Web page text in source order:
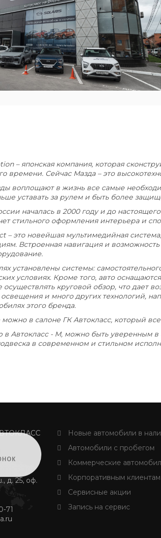
– японская компания, которая
времени. Сейчас Мазда – это
воплощают в жизнь все самые
уставать за рулем и быть более
началась в 2000 году и до
стильного оформления интерьера и
– это новейшая мультимедийная
Встроенная навигация и
установлены системы:
условиях. Кроме того, авто
осуществлять круговой обзор, что дает
освещения и много других технологий,
этого бренда.
можно в салоне ГК Автокласс, который
в Автокласс - М, можно быть уверенным
в современном и стильном
д. 25, оф.
71
Новые автомобили в
Автомобили с пробегом
Коммерческие
Корпоративным клиентам
Сервисные акции
Запись на сервис